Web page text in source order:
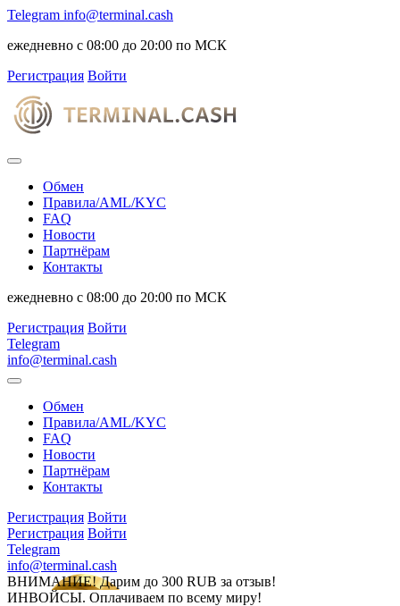
Telegram info@terminal.cash
ежедневно с 08:00 до 20:00 по МСК
Регистрация Войти
Обмен
Правила/AML/KYC
FAQ
Новости
Партнёрам
Контакты
ежедневно с 08:00 до 20:00 по МСК
Регистрация Войти
Telegram
info@terminal.cash
Обмен
Правила/AML/KYC
FAQ
Новости
Партнёрам
Контакты
Регистрация Войти
Регистрация Войти
Telegram
info@terminal.cash
ВНИМАНИЕ! Дарим до 300 RUB за отзыв!
ИНВОЙСЫ. Оплачиваем по всему миру!